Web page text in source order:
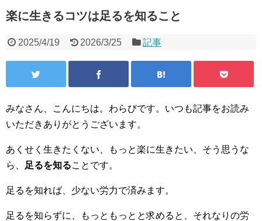
楽に生きるコツは足るを知ること
2025/4/19 2026/3/25 記事
みなさん、こんにちは。わらびです。いつも記事をお読み
いただきありがとうございます。
あくせく生きたくない、もっと楽に生きたい、そう思うな
ら、
足るを知ることです。
足るを知れば、少ない労力で済みます。
足るを知らずに、もっともっとと求めると、それなりの労